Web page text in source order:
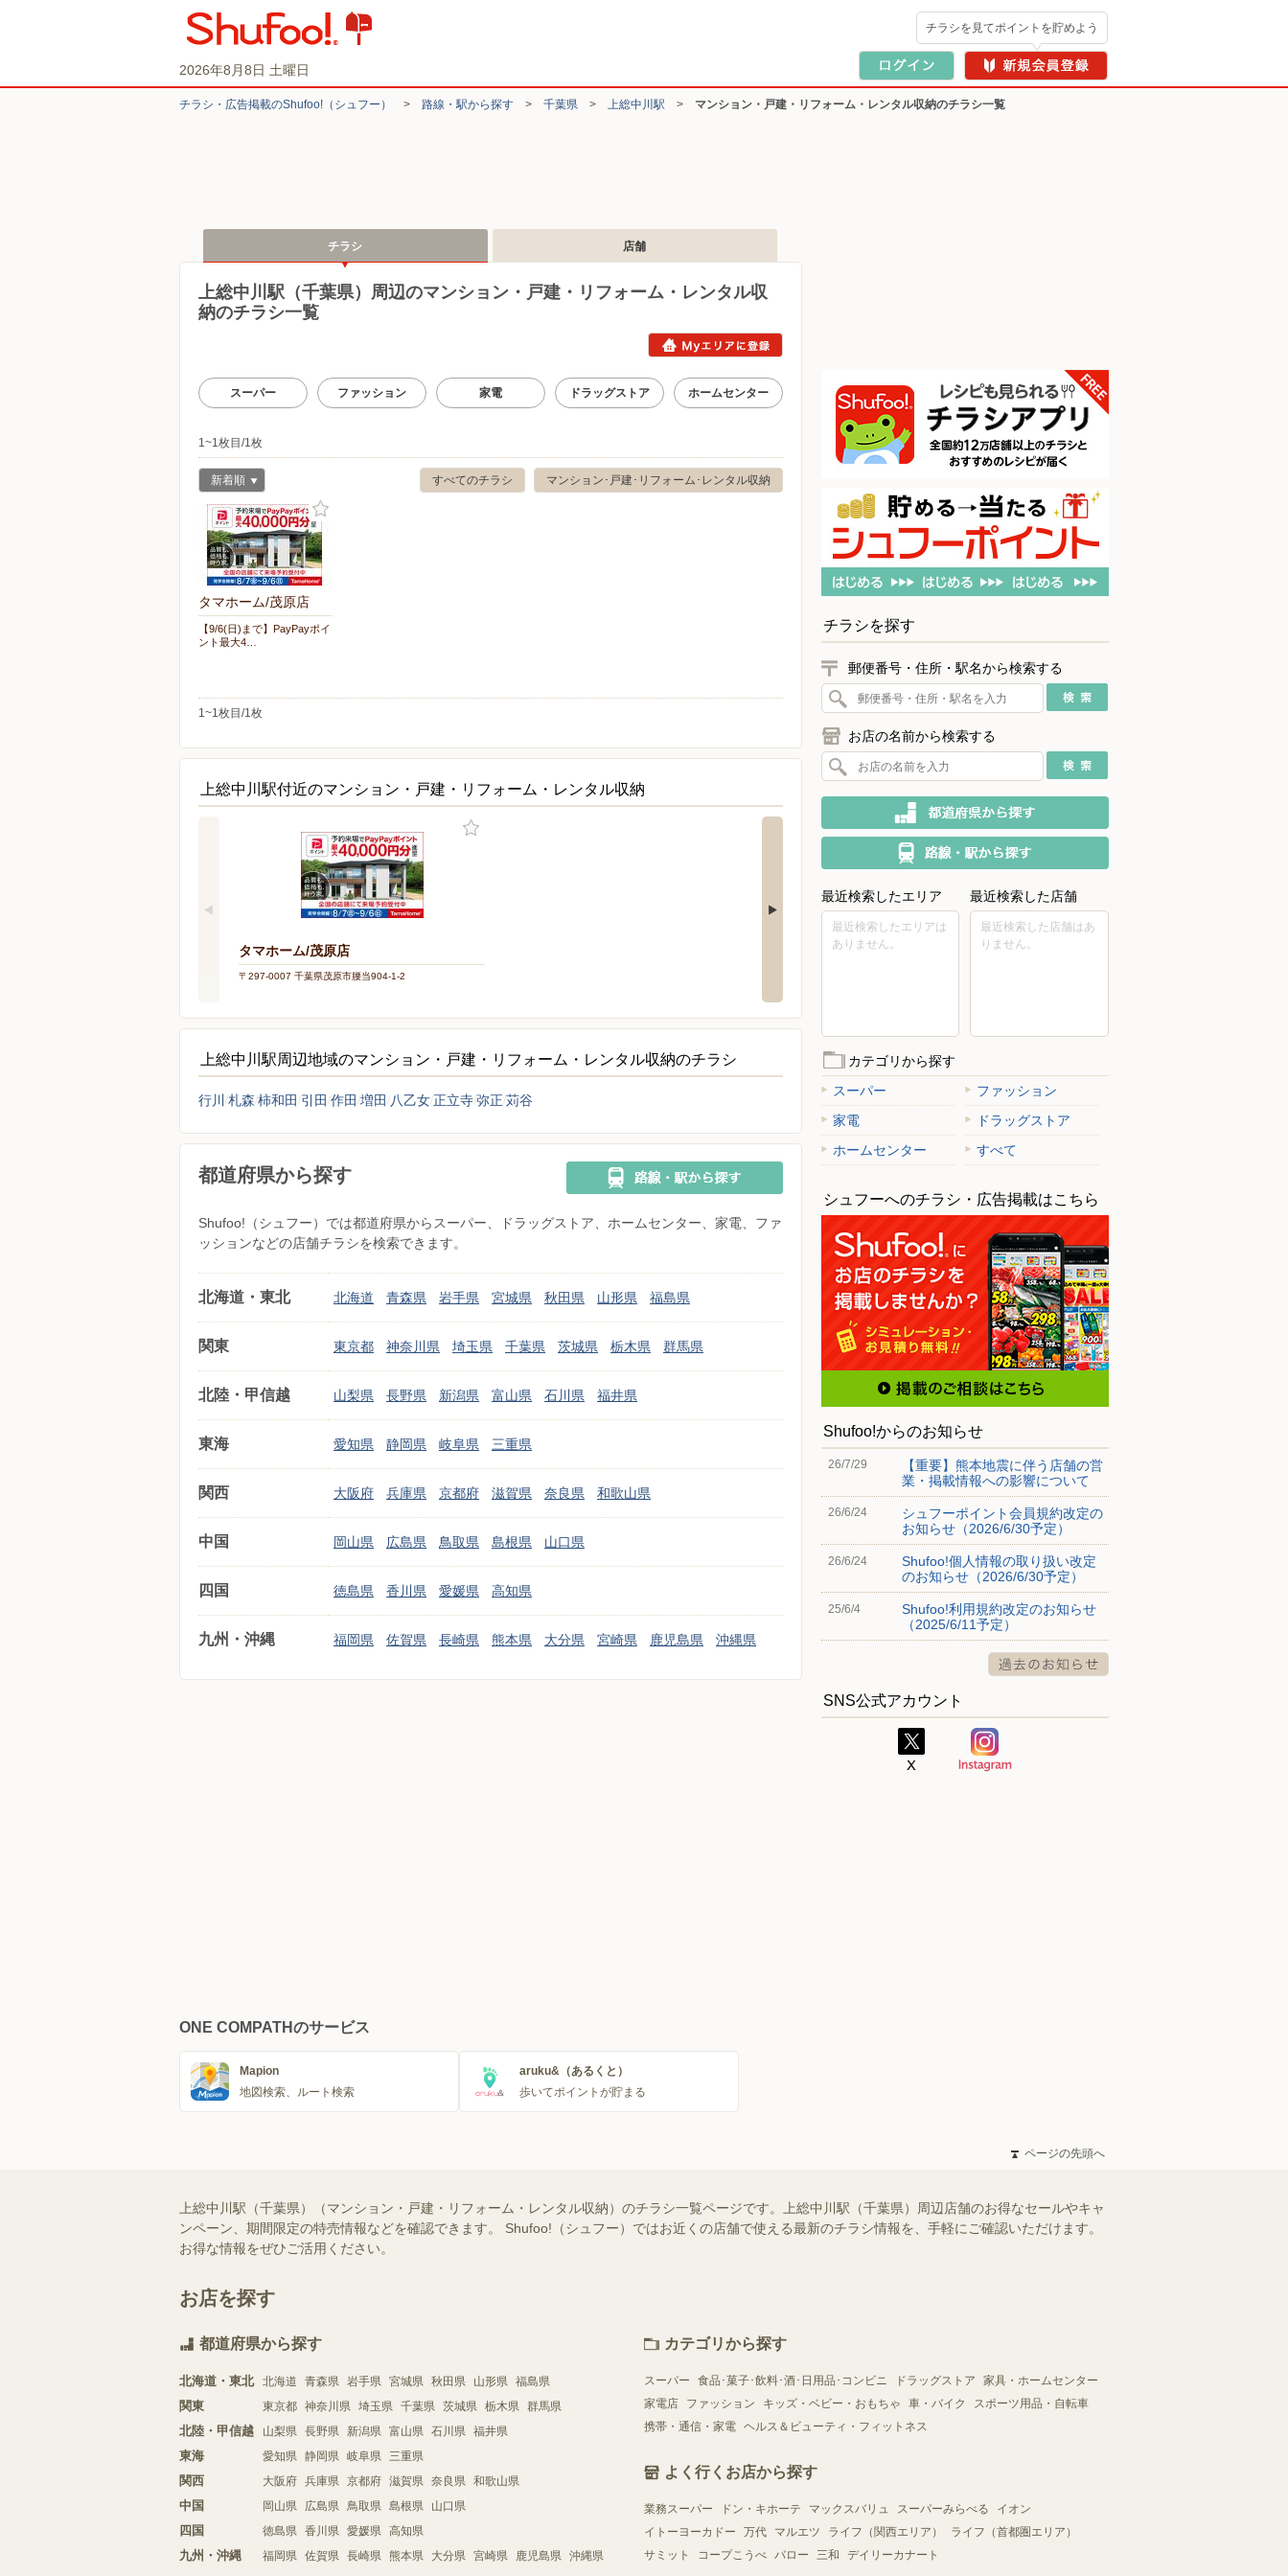
2026年8月8日 土曜日
チラシを見てポイントを貯めよう
チラシ・​広告掲載の​Shufoo!​（シュフー） > 路線・駅から探す > 千葉県 > 上総中川駅 > マンション・戸建・リフォーム・レンタル収納のチラシ一覧
チラシ 店舗
上総中川駅（千葉県）周辺のマンション・戸建・リフォーム・レンタル収
納のチラシ一覧
スーパー ファッション 家電 ドラッグストア ホームセンター
1~1枚目/1枚
マンション･戸建･リフォーム･レンタル収納
すべてのチラシ
新着順
タマホーム/茂原店
【9/6(日)まで】PayPayポイ
ント最大4…
1~1枚目/1枚
上総中川駅付近のマンション・戸建・リフォーム・レンタル収納
タマホーム/茂原店
〒297-0007 千葉県茂原市腰当904-1-2
上総中川駅周辺地域のマンション・戸建・リフォーム・レンタル収納のチラシ
行川 札森 柿和田 引田 作田 増田 八乙女正立寺弥正 苅谷
都道府県から探す
Shufoo!（シュフー）では都道府県からスーパー、ドラッグストア、ホームセンター、家電、ファ
ッションなどの店舗チラシを検索できます。
北海道・東北 北海道 青森県 岩手県 宮城県 秋田県 山形県 福島県
関東 東京都 神奈川県 埼玉県 千葉県 茨城県 栃木県 群馬県
北陸・甲信越 山梨県 長野県 新潟県 富山県 石川県 福井県
東海 愛知県 静岡県 岐阜県 三重県
関西 大阪府 兵庫県 京都府 滋賀県 奈良県 和歌山県
中国 岡山県 広島県 鳥取県 島根県 山口県
四国 徳島県 香川県 愛媛県 高知県
九州・沖縄 福岡県 佐賀県 長崎県 熊本県 大分県 宮崎県 鹿児島県 沖縄県
チラシを探す
郵便番号・住所・駅名から検索する
お店の名前から検索する
最近検索したエリア
最近検索したエリアは
ありません。
最近検索した店舗
最近検索した店舗はあ
りません。
カテゴリから探す
スーパー
ファッション
家電
ドラッグストア
ホームセンター
すべて
シュフーへのチラシ・広告掲載はこちら
Shufoo!からのお知らせ
26/7/29
【重要】熊本地震に伴う店舗の営
業・掲載情報への影響について
26/6/24
シュフーポイント会員規約改定の
お知らせ（2026/6/30予定）
26/6/24
Shufoo!個人情報の取り扱い改定
のお知らせ（2026/6/30予定）
25/6/4
Shufoo!利用規約改定のお知らせ
（2025/6/11予定）
SNS公式アカウント
ONE COMPATHのサービス
Mapion
地図検索、ルート検索
aruku&（あるくと）
歩いてポイントが貯まる
ページの先頭へ
上総中川駅（千葉県）（マンション・戸建・リフォーム・レンタル収納）のチラシ一覧ページです。上総中川駅（千葉県）周辺店舗のお得なセールやキャ
ンペーン、期間限定の特売情報などを確認できます。 Shufoo!（シュフー）ではお近くの店舗で使える最新のチラシ情報を、手軽にご確認いただけます。
お得な情報をぜひご活用ください。
お店を探す
都道府県から探す
北海道・東北 北海道 青森県 岩手県 宮城県 秋田県 山形県 福島県
関東 東京都 神奈川県 埼玉県 千葉県 茨城県 栃木県 群馬県
北陸・甲信越 山梨県 長野県 新潟県 富山県 石川県 福井県
東海 愛知県 静岡県 岐阜県 三重県
関西 大阪府 兵庫県 京都府 滋賀県 奈良県 和歌山県
中国 岡山県 広島県 鳥取県 島根県 山口県
四国 徳島県 香川県 愛媛県 高知県
九州・沖縄 福岡県 佐賀県 長崎県 熊本県 大分県 宮崎県 鹿児島県 沖縄県
カテゴリから探す
スーパー 食品･菓子･飲料･酒･日用品･コンビニ ドラッグストア
家具・ホームセンター
家電店
ファッション キッズ・ベビー・おもちゃ 車・バイク
スポーツ用品・自転車
携帯・通信・家電 ヘルス＆ビューティ・フィットネス
よく行くお店から探す
業務スーパー ドン・キホーテ マックスバリュ スーパーみらべる
イオン
イトーヨーカドー
万代 マルエツ ライフ（関西エリア）
ライフ（首都圏エリア）
サミット
コープこうべ バロー 三和 デイリーカナート